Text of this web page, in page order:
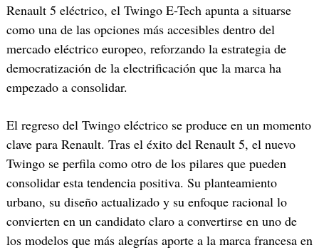
Renault 5 eléctrico, el Twingo E-Tech apunta a situarse
como una de las opciones más accesibles dentro del
mercado eléctrico europeo, reforzando la estrategia de
democratización de la electrificación que la marca ha
empezado a consolidar.
El regreso del Twingo eléctrico se produce en un momento
clave para Renault. Tras el éxito del Renault 5, el nuevo
Twingo se perfila como otro de los pilares que pueden
consolidar esta tendencia positiva. Su planteamiento
urbano, su diseño actualizado y su enfoque racional lo
convierten en un candidato claro a convertirse en uno de
los modelos que más alegrías aporte a la marca francesa en